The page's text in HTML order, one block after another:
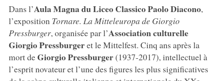
Dans l’Aula Magna du Liceo Classico Paolo Diacono,
l’exposition Tornare. La Mitteleuropa de Giorgio
Pressburger, organisée par l’Association culturelle
Giorgio Pressburgeret le Mittelfest. Cinq ans après la
mort deGiorgio Pressburger(1937-2017), intellectuel à
l’esprit novateur et l’une des figures les plus significatives